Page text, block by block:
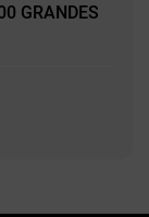
GRANDES